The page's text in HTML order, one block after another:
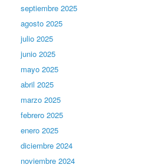
septiembre 2025
agosto 2025
julio 2025
junio 2025
mayo 2025
abril 2025
marzo 2025
febrero 2025
enero 2025
diciembre 2024
noviembre 2024